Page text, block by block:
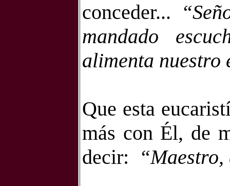
conceder...
mandado
alimenta
Que esta
más con Él, de
decir:
“Maestro,